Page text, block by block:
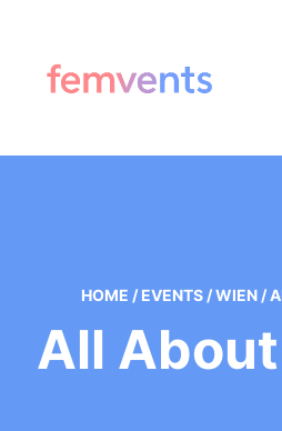
HOME / EVENTS / WIEN /
All